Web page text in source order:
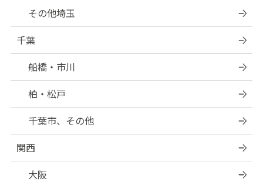
その他埼玉
千葉
船橋・市川
柏・松戸
千葉市、その他
関西
大阪